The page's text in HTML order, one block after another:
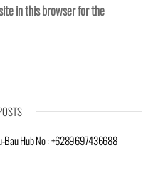
in this browser for the
Bau Hub No : +6289697436688